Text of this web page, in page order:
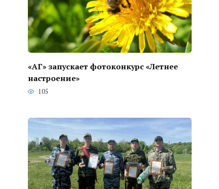
«АГ» запускает фотоконкурс «Летнее
настроение»
105